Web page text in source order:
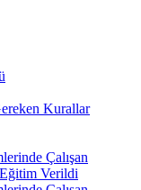
Kurallar
Çalışan
Verildi